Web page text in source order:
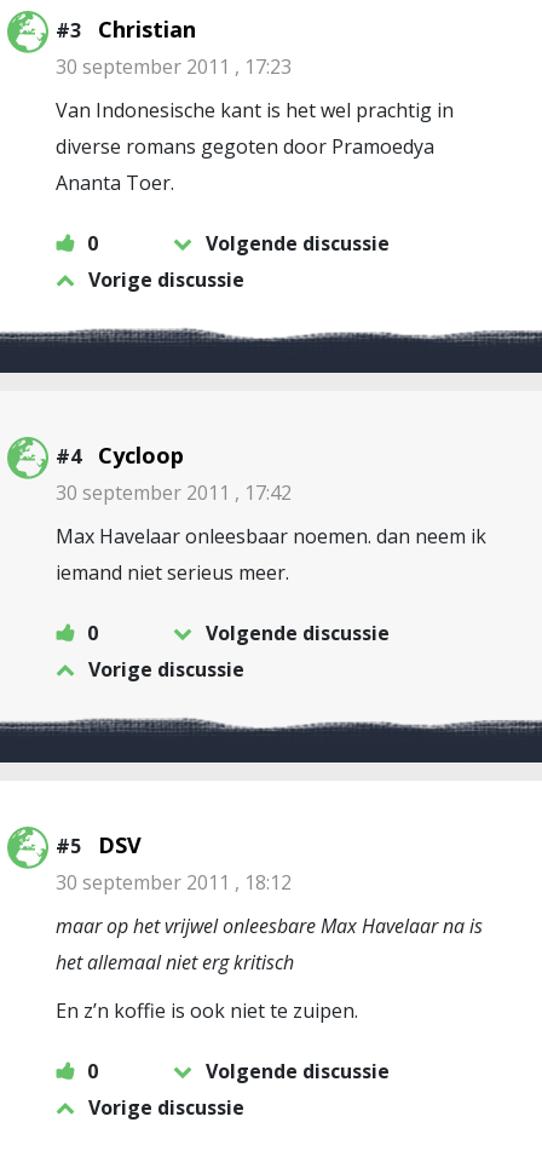
#3 Christian
30 september 2011 , 17:23
Van Indonesische kant is het wel prachtig in
diverse romans gegoten door Pramoedya
Ananta Toer.
0
Volgende discussie
Vorige discussie
#4 Cycloop
30 september 2011 , 17:42
Max Havelaar onleesbaar noemen. dan neem ik
iemand niet serieus meer.
0
Volgende discussie
Vorige discussie
#5 DSV
30 september 2011 , 18:12
maar op het vrijwel onleesbare Max Havelaar na is
het allemaal niet erg kritisch
En z’n koffie is ook niet te zuipen.
0
Volgende discussie
Vorige discussie